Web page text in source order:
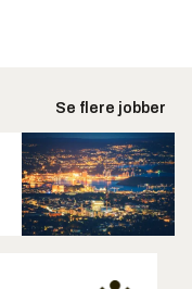
Se flere jobber